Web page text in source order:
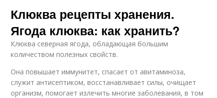
Клюква рецепты хранения.
Ягода клюква: как хранить?
Клюква северная ягода, обладающая большим
количеством полезных свойств.
Она повышает иммунитет, спасает от авитаминоза,
служит антисептиком, восстанавливает силы, очищает
организм, помогает излечить многие заболевания, в том